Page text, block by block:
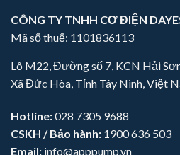
CÔNG TY TNHH CƠ ĐIỆN
Mã số thuế: 1101836113
Lô M22, Đường số 7, KCN Hải
Xã Đức Hòa, Tỉnh Tây Ninh, Việt
Hotline:028 7305 9688
CSKH / Bảo hành: 1900 636 503
Email: info@apppump.vn